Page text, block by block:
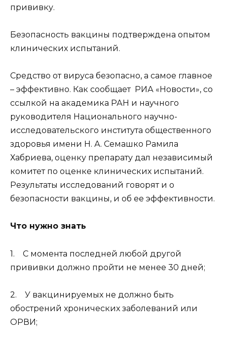
прививку.
Безопасность вакцины подтверждена опытом
клинических испытаний.
Средство от вируса безопасно, а самое главное
– эффективно. Как сообщает РИА «Новости», со
ссылкой на академика РАН и научного
руководителя Национального научно-
исследовательского института общественного
здоровья имени Н. А. Семашко Рамила
Хабриева, оценку препарату дал независимый
комитет по оценке клинических испытаний.
Результаты исследований говорят и о
безопасности вакцины, и об ее эффективности.
Что нужно знать
1. С момента последней любой другой
прививки должно пройти не менее 30 дней;
2. У вакцинируемых не должно быть
обострений хронических заболеваний или
ОРВИ;